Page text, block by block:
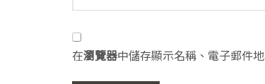
在瀏覽器中儲存顯示名稱、電子郵件